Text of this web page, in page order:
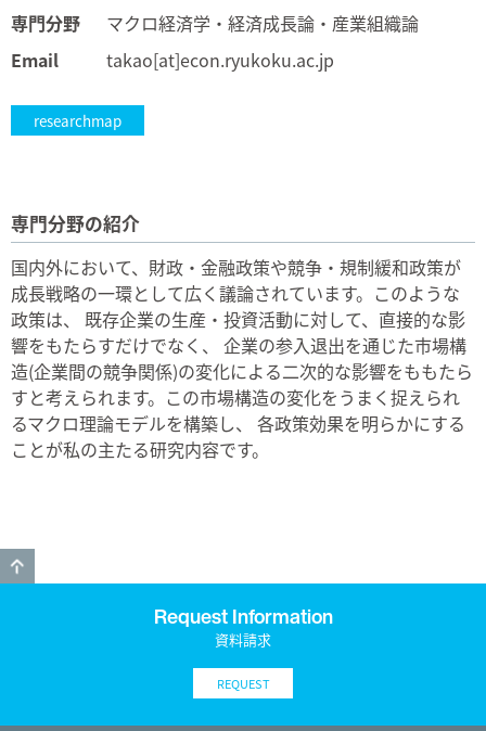
専門分野
マクロ経済学・経済成長論・産業組織論
Email
takao[at]econ.ryukoku.ac.jp
researchmap
専門分野の紹介
国内外において、財政・金融政策や競争・規制緩和政策が
成長戦略の一環として広く議論されています。このような
政策は、 既存企業の生産・投資活動に対して、直接的な影
響をもたらすだけでなく、 企業の参入退出を通じた市場構
造(企業間の競争関係)の変化による二次的な影響をももたら
すと考えられます。この市場構造の変化をうまく捉えられ
るマクロ理論モデルを構築し、 各政策効果を明らかにする
ことが私の主たる研究内容です。
Request Information
資料請求
REQUEST